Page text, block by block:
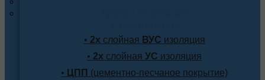
• 2х слойная ВУС изоляция
• 2х слойная УС изоляция
• ЦПП (цементно-песчаное покрытие)